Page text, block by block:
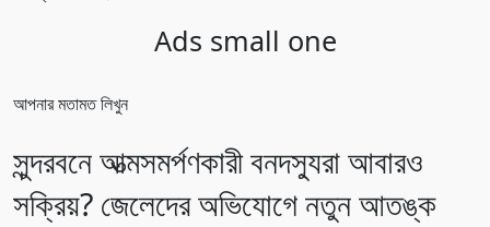
Ads small one
আপনার মতামত লিখুন
সুন্দরবনে আত্মসমর্পণকারী বনদস্যুরা আবারও
সক্রিয়? জেলেদের অভিযোগে নতুন আতঙ্ক